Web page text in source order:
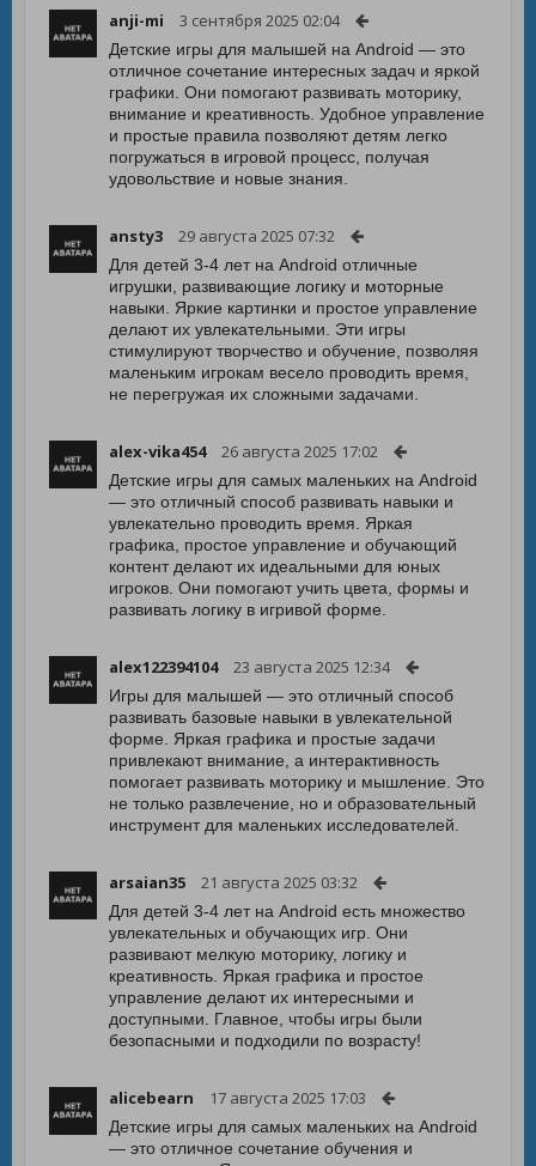
anji-mi 3 сентября 2025 02:04
Детские игры для малышей на Android — это
отличное сочетание интересных задач и яркой
графики. Они помогают развивать моторику,
внимание и креативность. Удобное управление
и простые правила позволяют детям легко
погружаться в игровой процесс, получая
удовольствие и новые знания.
ansty3 29 августа 2025 07:32
Для детей 3-4 лет на Android отличные
игрушки, развивающие логику и моторные
навыки. Яркие картинки и простое управление
делают их увлекательными. Эти игры
стимулируют творчество и обучение, позволяя
маленьким игрокам весело проводить время,
не перегружая их сложными задачами.
alex-vika454 26 августа 2025 17:02
Детские игры для самых маленьких на Android
— это отличный способ развивать навыки и
увлекательно проводить время. Яркая
графика, простое управление и обучающий
контент делают их идеальными для юных
игроков. Они помогают учить цвета, формы и
развивать логику в игривой форме.
alex122394104 23 августа 2025 12:34
Игры для малышей — это отличный способ
развивать базовые навыки в увлекательной
форме. Яркая графика и простые задачи
привлекают внимание, а интерактивность
помогает развивать моторику и мышление. Это
не только развлечение, но и образовательный
инструмент для маленьких исследователей.
arsaian35 21 августа 2025 03:32
Для детей 3-4 лет на Android есть множество
увлекательных и обучающих игр. Они
развивают мелкую моторику, логику и
креативность. Яркая графика и простое
управление делают их интересными и
доступными. Главное, чтобы игры были
безопасными и подходили по возрасту!
alicebearn 17 августа 2025 17:03
Детские игры для самых маленьких на Android
— это отличное сочетание обучения и